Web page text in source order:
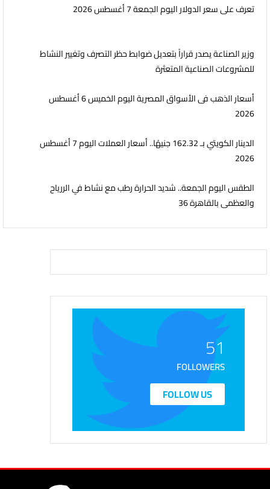
تعرف على سعر الدولار اليوم الجمعة 7 أغسطس 2026
وزير الصناعة يصدر قراراً بتعديل ضوابط حظر التصرف وتغيير النشاط
للمشروعات الصناعية المتعثرة
أسعار الذهب فى الأسواق المصرية اليوم الخميس 6 أغسطس
2026
الدينار الكويتي بـ 162.32 جنيهًا.. أسعار العملات اليوم 7 أغسطس
2026
الطقس اليوم الجمعة.. شديد الحرارة رطب مع نشاط في الررياح
والعظمى بالقاهرة 36
51
FOLLOWERS
FOLLOW US